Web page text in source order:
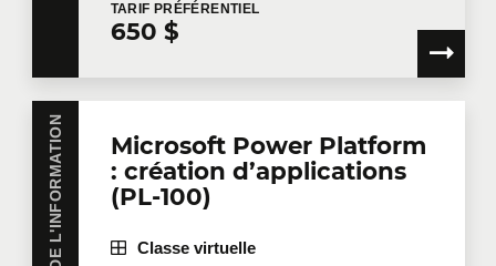
TARIF PRÉFÉRENTIEL
650 $
Microsoft Power Platform
: création d’applications
(PL-100)
Classe virtuelle